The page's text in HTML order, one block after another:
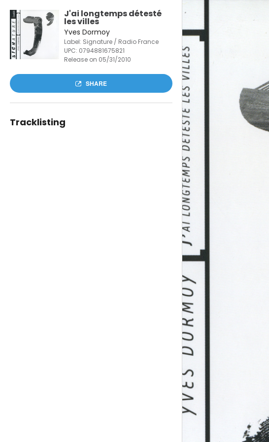
J'ai longtemps détesté
les villes
Yves Dormoy
Label: Signature / Radio France
UPC: 0794881675821
Release on 05/31/2010
SHARE
Tracklisting